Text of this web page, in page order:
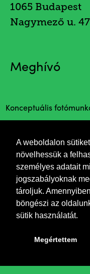
A weboldalon
növelhessük a
személyes adatait
jogszabályoknak
tároljuk.
böngészi az
sütik használatát.
Megértettem
1065 Budapest
Nagymező u.
Meghívó
Konceptuális